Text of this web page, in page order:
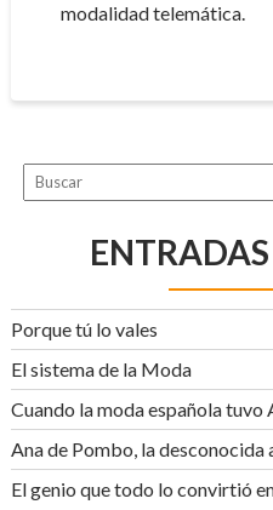
modalidad telemática.
Porque tú lo vales
El sistema de la Moda
Cuando la moda española tuvo
Ana de Pombo, la desconocida
El genio que todo lo convirtió